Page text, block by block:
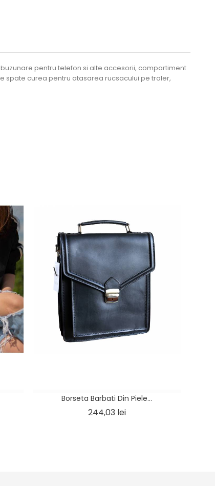
pentru telefon si alte accesorii, compartiment
spate curea pentru atasarea rucsacului pe troler,
Borseta Barbati Din Piele...
244,03 leiPret